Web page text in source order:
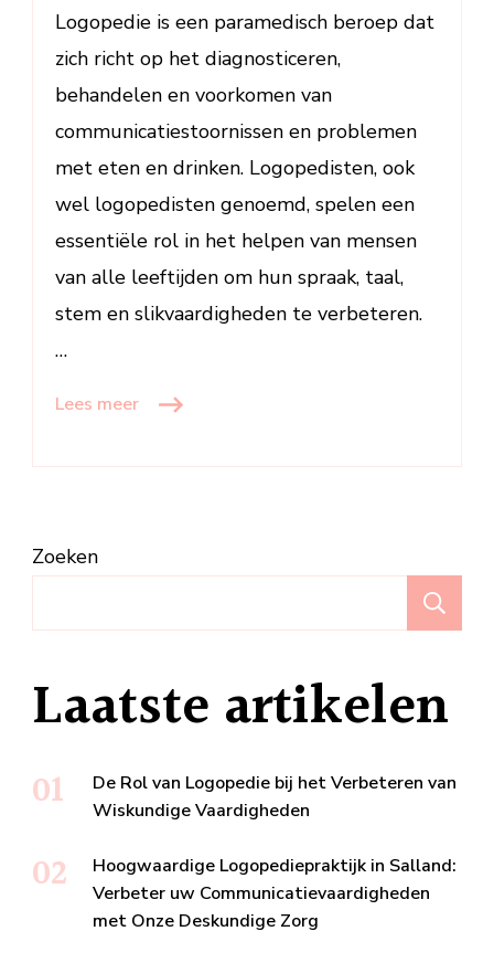
Logopedie is een paramedisch beroep dat
zich richt op het diagnosticeren,
behandelen en voorkomen van
communicatiestoornissen en problemen
met eten en drinken. Logopedisten, ook
wel logopedisten genoemd, spelen een
essentiële rol in het helpen van mensen
van alle leeftijden om hun spraak, taal,
stem en slikvaardigheden te verbeteren.
…
Lees meer
Zoeken
Laatste artikelen
De Rol van Logopedie bij het Verbeteren van
Wiskundige Vaardigheden
Hoogwaardige Logopediepraktijk in Salland:
Verbeter uw Communicatievaardigheden
met Onze Deskundige Zorg